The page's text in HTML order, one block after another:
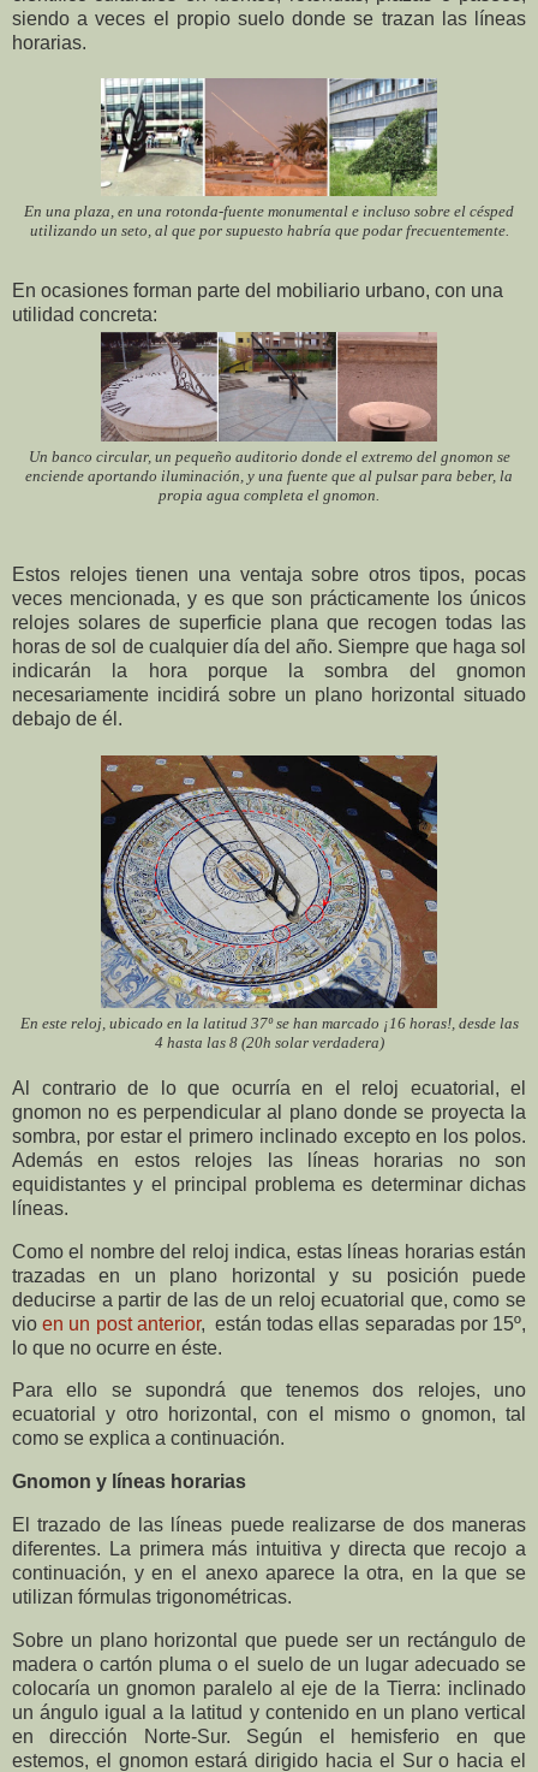
siendo a veces el propio suelo donde se trazan las líneas
horarias.
En una plaza, en una rotonda-fuente monumental e incluso sobre el césped
utilizando un seto, al que por supuesto habría que podar frecuentemente.
En ocasiones forman parte del mobiliario urbano, con una
utilidad concreta:
Un banco circular, un pequeño auditorio donde el extremo del gnomon se
enciende aportando iluminación, y una fuente que al pulsar para beber, la
propia agua completa el gnomon.
Estos relojes tienen una ventaja sobre otros tipos, pocas
veces mencionada, y es que son prácticamente los únicos
relojes solares de superficie plana que recogen todas las
horas de sol de cualquier día del año. Siempre que haga sol
indicarán la hora porque la sombra del gnomon
necesariamente incidirá sobre un plano horizontal situado
debajo de él.
En este reloj, ubicado en la latitud 37º se han marcado ¡16 horas!, desde las
4 hasta las 8 (20h solar verdadera)
Al contrario de lo que ocurría en el reloj ecuatorial, el
gnomon no es perpendicular al plano donde se proyecta la
sombra, por estar el primero inclinado excepto en los polos.
Además en estos relojes las líneas horarias no son
equidistantes y el principal problema es determinar dichas
líneas.
Como el nombre del reloj indica, estas líneas horarias están
trazadas en un plano horizontal y su posición puede
deducirse a partir de las de un reloj ecuatorial que, como se
vioen un post anterior, están todas ellas separadas por 15º,
lo que no ocurre en éste.
Para ello se supondrá que tenemos dos relojes, uno
ecuatorial y otro horizontal, con el mismo o gnomon, tal
como se explica a continuación.
Gnomon y líneas horarias
El trazado de las líneas puede realizarse de dos maneras
diferentes. La primera más intuitiva y directa que recojo a
continuación, y en el anexo aparece la otra, en la que se
utilizan fórmulas trigonométricas.
Sobre un plano horizontal que puede ser un rectángulo de
madera o cartón pluma o el suelo de un lugar adecuado se
colocaría un gnomon paralelo al eje de la Tierra: inclinado
un ángulo igual a la latitud y contenido en un plano vertical
en dirección Norte-Sur. Según el hemisferio en que
estemos, el gnomon estará dirigido hacia el Sur o hacia el